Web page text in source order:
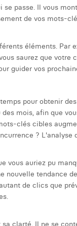
se passe. Il vous
de vos mots-
éléments. Par
saurez que votre
guider vos
pour obtenir
mois, afin que
clés cibles
? L'analyse
vous auriez pu
nouvelle tendance
de clics que
clarté. Il ne se